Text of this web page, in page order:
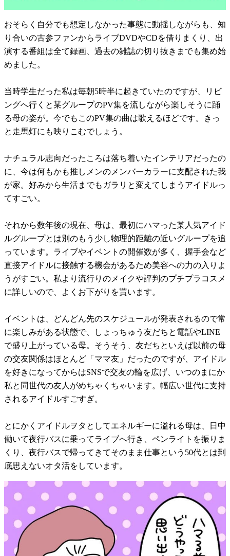
おそらく自分でも想定しなかった事態に動揺しながらも、知
り合いの古参ファンからライブDVDやCDを借りまくり、出
演する番組は全て録画、過去の雑誌の切り抜きまでも集め始
めました。
当時学生だった私は毎朝5時半に起きていたのですが、リビ
ングへ行くと某グループのPV集を流しながら楽しそうに踊
る母の姿が。今でもこのPV集の曲は歌えるほどです。きっ
と走馬灯にも映りこむでしょう。
ナチュラル志向だったころは落ち着いたインテリアだったの
に、今は何もかも推しメンのメンバーカラーに支配された我
が家。好みから生活までもガラリと変えてしまうアイドルっ
てすごい。
それから数年後の現在、母は、最初にハマった某人気アイド
ルグループとは別のもう少し物理的距離の近いグループを追
っています。ライブやイベントの開催数が多く、握手会など
直接アイドルに接触する機会があるため美容への力の入りよ
うがすごい。私より流行りのメイクや評判のプチプラコスメ
に詳しいので、よくお下がりを貰います。
イベントは、どんどん先のスケジュールが発表されるので常
に楽しみがある状態で、しょっちゅう友だちと電話やLINE
で盛り上がっている母。そうそう、友だちといえば以前の母
の交友関係はほとんど「ママ友」だったのですが、アイドル
を好きになってからはSNSで交友の輪を広げ、いつのまにか
私と同世代の友人がめちゃくちゃいます。幅広い世代に支持
されるアイドルすごすぎ。
とにかくアイドルヲタとしてエネルギーに溢れる母は、日中
働いて夜行バスに乗ってライブへ行き、ペンライトを振りま
くり、夜行バスで帰ってきてそのまま仕事という50代とは到
底思えないオタ活をしています。